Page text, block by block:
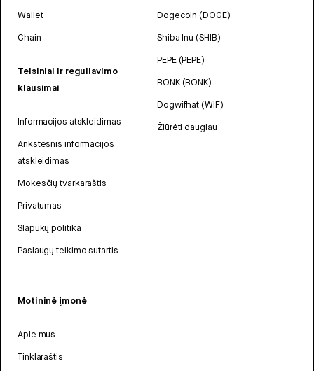
Wallet
Chain
Teisiniai ir reguliavimo
klausimai
Informacijos atskleidimas
Ankstesnis informacijos
atskleidimas
Mokesčių tvarkaraštis
Privatumas
Slapukų politika
Paslaugų teikimo sutartis
Dogecoin (DOGE)
Shiba Inu (SHIB)
PEPE (PEPE)
BONK (BONK)
Dogwifhat (WIF)
Žiūrėti daugiau
Motininė įmonė
Apie mus
Tinklaraštis